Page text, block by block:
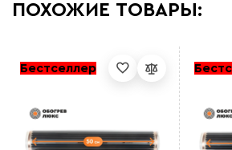
ПОХОЖИЕ ТОВАРЫ:
Бестселлер